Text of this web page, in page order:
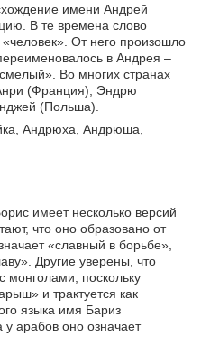
имени Андрей
В те времена слово
От него произошло
в Андрея –
Во многих странах
(Франция), Эндрю
(Польша).
Андрюха, Андрюша,
имеет несколько версий
что оно образовано от
«славный в борьбе»,
Другие уверены, что
монголами, поскольку
и трактуется как
языка имя Бариз
у арабов оно означает